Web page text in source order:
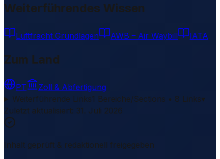
Weiterführendes Wissen
Luftfracht Grundlagen AWB – Air Waybill IATA
Zum Land
PT
Zoll & Abfertigung
Weiterführende Links1 Bereiche/Sections • 8 Links▾
Zuletzt aktualisiert: 31. Juli 2026
Inhalt geprüft & redaktionell freigegeben